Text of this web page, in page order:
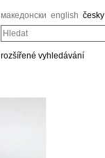
македонски english česky
Hledat
rozšířené vyhledávání